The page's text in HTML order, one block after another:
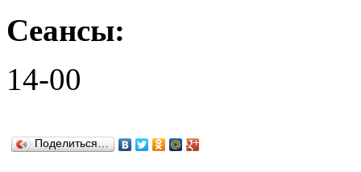
Сеансы:
14-00
Поделиться…